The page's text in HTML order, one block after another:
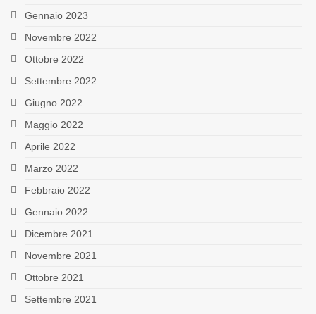
Gennaio 2023
Novembre 2022
Ottobre 2022
Settembre 2022
Giugno 2022
Maggio 2022
Aprile 2022
Marzo 2022
Febbraio 2022
Gennaio 2022
Dicembre 2021
Novembre 2021
Ottobre 2021
Settembre 2021